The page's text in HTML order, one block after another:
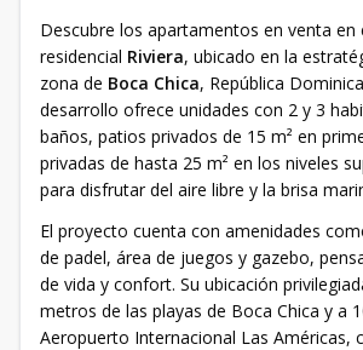
Descubre los apartamentos en venta en
residencial Riviera, ubicado en la
zona de Boca Chica, República
desarrollo ofrece unidades con 2 y 3
baños, patios privados de 15 m² en
privadas de hasta 25 m² en los niveles
para disfrutar del aire libre y la brisa
El proyecto cuenta con amenidades
de padel, área de juegos y gazebo,
de vida y confort. Su ubicación
metros de las playas de Boca Chica y a
Aeropuerto Internacional Las Américas,